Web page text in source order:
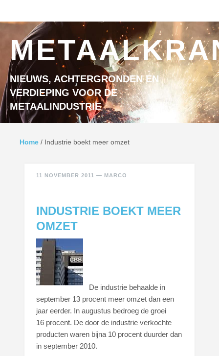
NIEUWS, ACHTERGRONDEN EN
VERDIEPING VOOR DE
METAALINDUSTRIE
Home / Industrie boekt meer omzet
11 NOVEMBER 2011 — MARCO
INDUSTRIE BOEKT MEER
OMZET
De industrie behaalde in
september 13 procent meer omzet dan een
jaar eerder. In augustus bedroeg de groei
16 procent. De door de industrie verkochte
producten waren bijna 10 procent duurder dan
in september 2010.